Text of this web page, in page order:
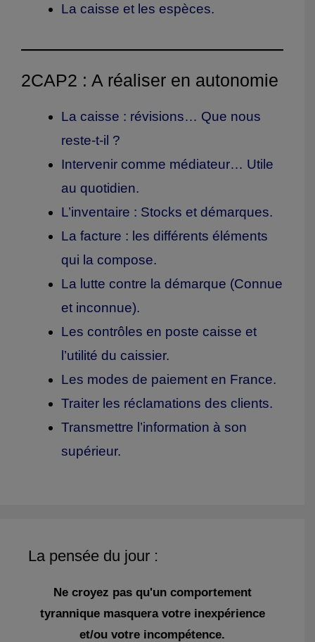
La caisse et les espèces.
2CAP2 : A réaliser en autonomie
La caisse : révisions… Que nous
reste-t-il ?
Intervenir comme médiateur… Utile
au quotidien.
L’inventaire : Stocks et démarques.
La facture : les différents éléments
qui la compose.
La lutte contre la démarque (Connue
et inconnue).
Les contrôles en poste caisse et
l’utilité du caissier.
Les modes de paiement en France.
Traiter les réclamations des clients.
Transmettre l’information à son
supérieur.
La pensée du jour :
Ne croyez pas qu'un comportement
tyrannique masquera votre inexpérience
et/ou votre incompétence.